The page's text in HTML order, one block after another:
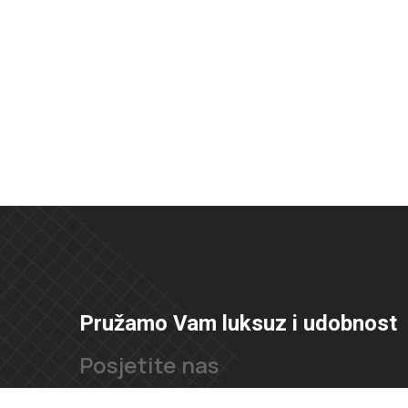
Pružamo Vam luksuz i udobnost
Posjetite nas